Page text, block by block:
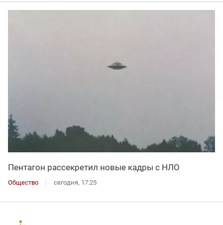
Пентагон рассекретил новые кадры с НЛО
Общество сегодня, 17:25